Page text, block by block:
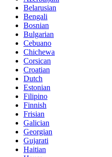
Belarusian
Bengali
Bosnian
Bulgarian
Cebuano
Chichewa
Corsican
Croatian
Dutch
Estonian
Filipino
Finnish
Frisian
Galician
Georgian
Gujarati
Haitian